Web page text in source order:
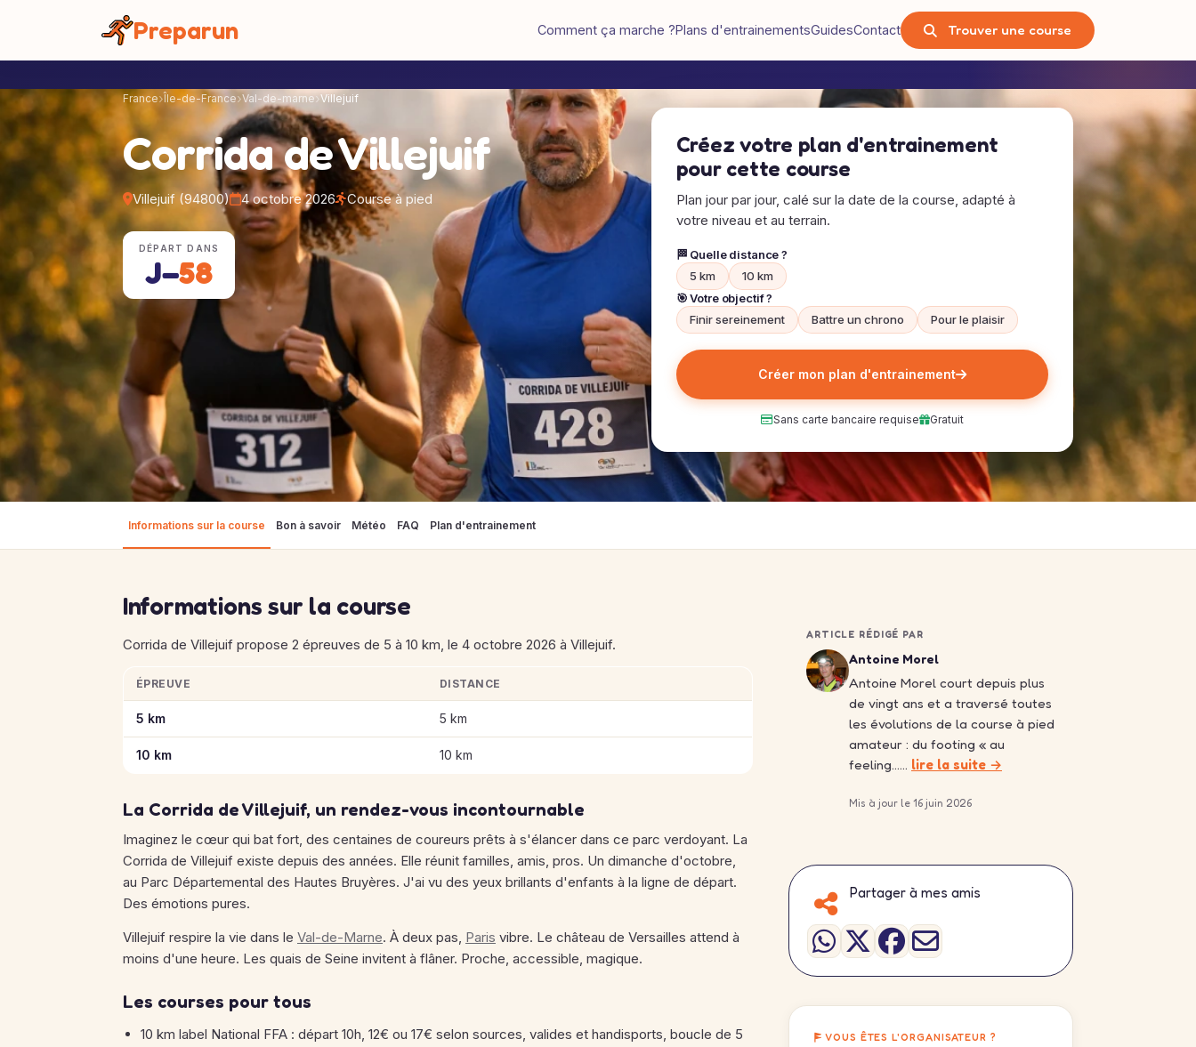
Preparun Comment ça marche ?Plans d'entrainementsGuidesContact Trouver une course
France Île-de-France Val-de-marne Villejuif
Corrida de Villejuif
Villejuif (94800) 4 octobre 2026 Course à pied
DÉPART DANS
J−58
Créez votre plan d'entrainement
pour cette course
Plan jour par jour, calé sur la date de la course, adapté à
votre niveau et au terrain.
🏁 Quelle distance ?
5 km
10 km
🎯 Votre objectif ?
Finir sereinement
Battre un chrono Pour le plaisir
Créer mon plan d'entrainement
Sans carte bancaire requise Gratuit
Informations sur la course Bon à savoir Météo FAQ Plan d'entrainement
Informations sur la course
Corrida de Villejuif propose 2 épreuves de 5 à 10 km, le 4 octobre 2026 à Villejuif.
Informations clés des épreuves de Corrida de Villejuif
ÉPREUVE DISTANCE
5 km 5 km
10 km 10 km
La Corrida de Villejuif, un rendez-vous incontournable
Imaginez le cœur qui bat fort, des centaines de coureurs prêts à s'élancer dans ce parc verdoyant. La
Corrida de Villejuif existe depuis des années. Elle réunit familles, amis, pros. Un dimanche d'octobre,
au Parc Départemental des Hautes Bruyères. J'ai vu des yeux brillants d'enfants à la ligne de départ.
Des émotions pures.
Villejuif respire la vie dans le Val-de-Marne. À deux pas, Paris vibre. Le château de Versailles attend à
moins d'une heure. Les quais de Seine invitent à flâner. Proche, accessible, magique.
Les courses pour tous
10 km label National FFA : départ 10h, 12€ ou 17€ selon sources, valides et handisports, boucle de 5
ARTICLE RÉDIGÉ PAR
Antoine Morel
Antoine Morel court depuis plus
de vingt ans et a traversé toutes
les évolutions de la course à pied
amateur : du footing « au
feeling…… lire la suite →
Mis à jour le 16 juin 2026
Partager à mes amis
VOUS ÊTES L'ORGANISATEUR ?